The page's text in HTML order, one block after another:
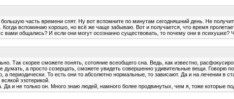
часть времени спят. Ну вот вспомните по минутам сегодняшний день. Не
вспоминаю хорошо, но всё же чаще забываю. Вот и получается, что время
вами общались? И если они могут осознанно существовать, то почему они в психушке?
Так скорее сможете понять, сотояние всеобщего сна. Ведь, как известно,
думать, а просто созерцать, сможете увидеть совершенно удивительные вещи. Говорю
а периодически. То есть они то абсолютно нормальные, то зависают. Да и на лечении в
эзотерикой.
Да и не только он. Много знаю людей, намного более продвинутых, чем я, тоже которые